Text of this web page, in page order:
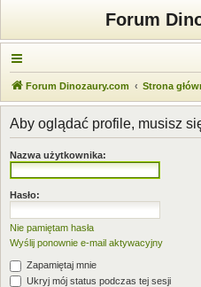
Forum
Forum Dinozaury.com Strona
Aby oglądać profile, musisz
Nazwa użytkownika:
Hasło:
Nie pamiętam hasła
Wyślij ponownie e-mail aktywacyjny
Zapamiętaj mnie
Ukryj mój status podczas tej sesji